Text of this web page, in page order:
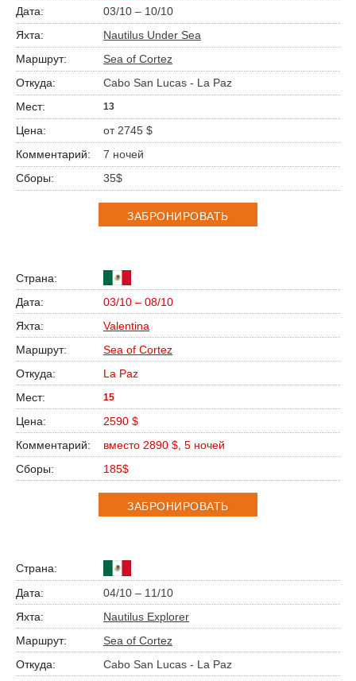
03/10 – 10/10
Nautilus Under Sea
Sea of Cortez
Cabo San Lucas - La Paz
13
от 2745 $
7 ночей
35$
ЗАБРОНИРОВАТЬ
03/10 – 08/10
Valentina
Sea of Cortez
La Paz
15
2590 $
вместо 2890 $, 5 ночей
185$
ЗАБРОНИРОВАТЬ
04/10 – 11/10
Nautilus Explorer
Sea of Cortez
Cabo San Lucas - La Paz